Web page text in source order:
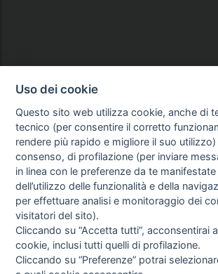
Uso dei cookie
Questo sito web utilizza cookie, anche di
tecnico (per consentire il corretto
rendere più rapido e migliore il suo
consenso, di profilazione (per inviare
in linea con le preferenze da te manifestate
dell’utilizzo delle funzionalità e della
per effettuare analisi e monitoraggio dei
visitatori del sito).
Cliccando su “Accetta tutti”, acconsentirai
cookie, inclusi tutti quelli di profilazione.
Cliccando su “Preferenze” potrai